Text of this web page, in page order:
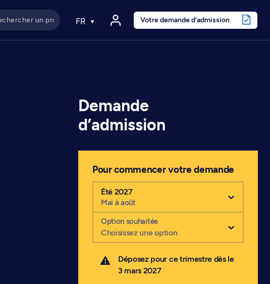
FR Votre demande d’admission
Demande
d’admission
Pour commencer votre demande
Été 2027
Mai à août
Option souhaitée
Choisissez une option
Déposez pour ce trimestre dès le
3 mars 2027